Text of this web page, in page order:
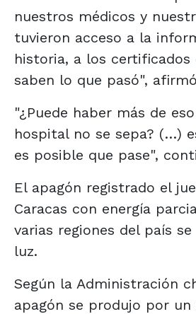
nuestros médicos y
tuvieron acceso a la
historia, a los certificados
saben lo que pasó",
"¿Puede haber más de
hospital no se sepa? (…)
es posible que pase",
El apagón registrado el
Caracas con energía
varias regiones del país
luz.
Según la Administración
apagón se produjo por un